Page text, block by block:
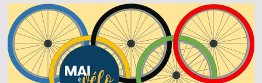
18
ET
19
MAI